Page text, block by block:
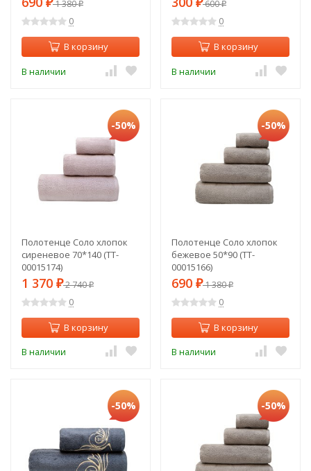
₽1 380₽
0
В корзину
В наличии
₽600₽
0
В корзину
В наличии
-50%
Полотенце Соло хлопок
сиреневое 70*140 (TT-
00015174)
1 370 ₽2 740₽
0
В корзину
В наличии
-50%
Полотенце Соло хлопок
бежевое 50*90 (TT-
00015166)
690 ₽1 380₽
0
В корзину
В наличии
-50% -50%